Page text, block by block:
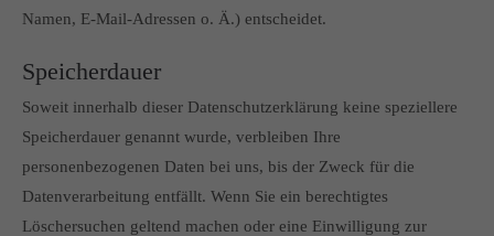
Namen, E-Mail-Adressen o. Ä.) entscheidet.
Speicherdauer
Soweit innerhalb dieser Datenschutzerklärung keine speziellere
Speicherdauer genannt wurde, verbleiben Ihre
personenbezogenen Daten bei uns, bis der Zweck für die
Datenverarbeitung entfällt. Wenn Sie ein berechtigtes
Löschersuchen geltend machen oder eine Einwilligung zur